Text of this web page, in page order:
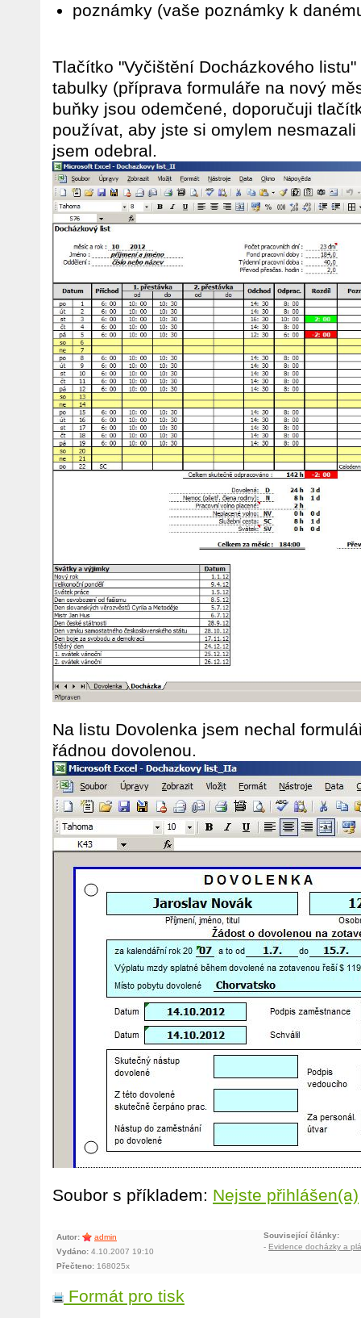
poznámky (vaše poznámky k
Tlačítko "Vyčištění Docházkového
tabulky (příprava formuláře na nový
buňky jsou odemčené, doporučuji
používat, aby jste si omylem
jsem odebral.
Na listu Dovolenka jsem nechal
řádnou dovolenou.
Soubor s příkladem: Nejste přihlášen(a)
Autor:
admin
Vydáno: 4.10.2007 19:10
Přečteno: 168025x
Související články:
- Evidence docházky a
Formát pro tisk